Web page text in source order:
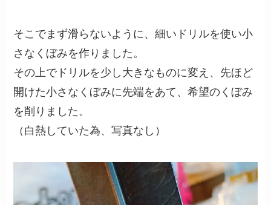
そこでまず滑らないように、細いドリルを使い小
さなくぼみを作りました。
その上でドリルを少し大きなものに変え、先ほど
開けた小さなくぼみに先端をあて、希望のくぼみ
を削りました。
（白熱していた為、写真なし）